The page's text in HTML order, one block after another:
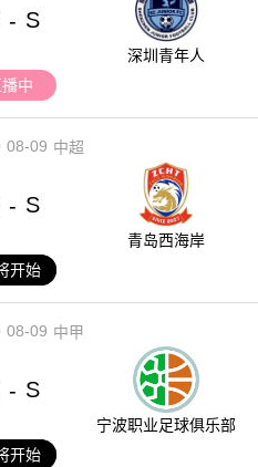
- S
深圳青年人
中
08-09 中超
- S
青岛西海岸
开始
08-09 中甲
- S
宁波职业足球俱乐部
开始